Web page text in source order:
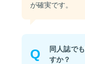
が確実です。
Q
同人誌で
すか？